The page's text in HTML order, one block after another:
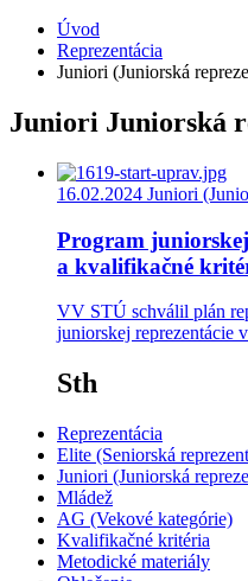
Úvod
Reprezentácia
Juniori (Juniorská
Juniori Juniorská
16.02.2024 Juniori
Program juniorskej
a kvalifikačné
VV STÚ schválil plán
juniorskej reprezentácie
Sth
Reprezentácia
Elite (Seniorská
Juniori (Juniorská
Mládež
AG (Vekové kategórie)
Kvalifikačné kritéria
Metodické materiály